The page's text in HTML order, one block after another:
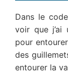
Dans le
voir que j’ai
pour
des
entourer la